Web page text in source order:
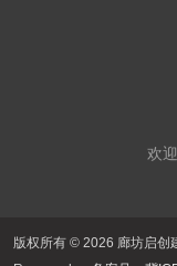
欢
版权所有 © 2026 廊坊启创